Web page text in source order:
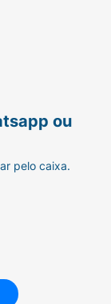
ou
pelo caixa.